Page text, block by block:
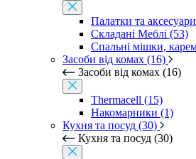
Палатки та
Складані Меблі (53)
Спальні мішки,
Засоби від комах (16)
Засоби від комах (16)
Thermacell (15)
Накомарники (1)
Кухня та посуд (30)
Кухня та посуд (30)